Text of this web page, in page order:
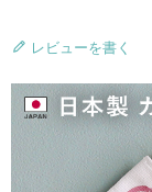
レビューを書く